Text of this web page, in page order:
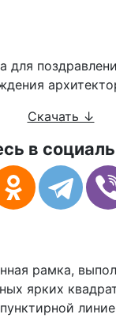
Поздравить
Скачать ↓
в
рамка,
ярких